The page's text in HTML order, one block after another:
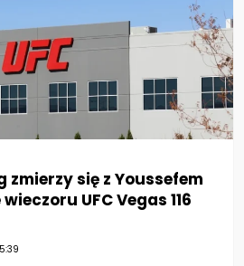
się z Youssefem
UFC Vegas 116